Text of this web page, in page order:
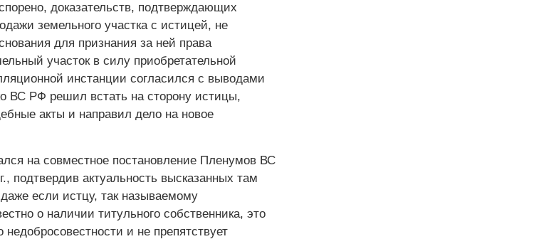
доказательств, подтверждающих
земельного участка с истицей, не
для признания за ней права
участок в силу приобретательной
инстанции согласился с выводами
ВС РФ решил встать на сторону истицы,
акты и направил дело на новое
на совместное постановление Пленумов ВС
актуальность высказанных там
если истцу, так называемому
о наличии титульного собственника, это
недобросовестности и не препятствует